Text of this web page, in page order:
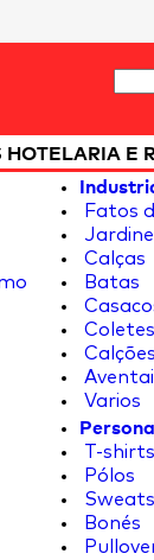
HOTELARIA E
Fatos
Calças
Batas
Coletes
Calções
Varios
T-shirts
Pólos
Bonés